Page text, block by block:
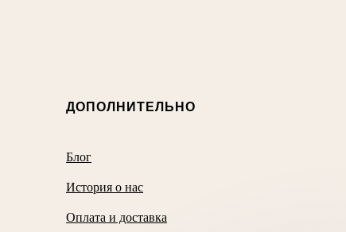
ДОПОЛНИТЕЛЬНО
Блог
История о нас
Оплата и доставка